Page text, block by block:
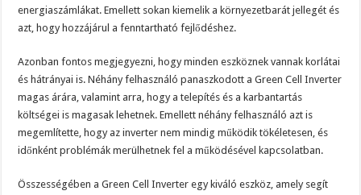
energiaszámlákat. Emellett sokan kiemelik a környezetbarát jellegét és
azt, hogy hozzájárul a fenntartható fejlődéshez.
Azonban fontos megjegyezni, hogy minden eszköznek vannak korlátai
és hátrányai is. Néhány felhasználó panaszkodott a Green Cell Inverter
magas árára, valamint arra, hogy a telepítés és a karbantartás
költségei is magasak lehetnek. Emellett néhány felhasználó azt is
megemlítette, hogy az inverter nem mindig működik tökéletesen, és
időnként problémák merülhetnek fel a működésével kapcsolatban.
Összességében a Green Cell Inverter egy kiváló eszköz, amely segít